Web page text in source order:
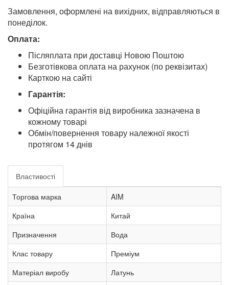
Замовлення, оформлені на вихідних, відправляються в
понеділок.
Оплата:
Післяплата при доставці Новою Поштою
Безготівкова оплата на рахунок (по реквізитах)
Карткою на сайті
Гарантія:
Офіційна гарантія від виробника зазначена в
кожному товарі
Обмін/повернення товару належної якості
протягом 14 днів
Властивості
Торгова марка
AIM
Країна
Китай
Призначення
Вода
Клас товару
Преміум
Матеріал виробу
Латунь